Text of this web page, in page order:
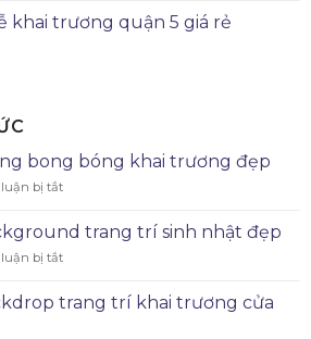
khai trương quận 5 giá rẻ
bong bóng khai trương đẹp
bị tắt
trang trí sinh nhật đẹp
bị tắt
trang trí khai trương cửa